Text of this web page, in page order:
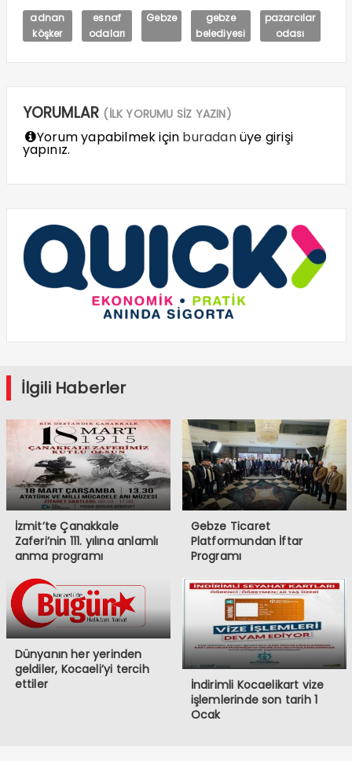
adnan
köşker
esnaf
odaları
Gebze
gebze
belediyesi
pazarcılar
odası
YORUMLAR (İLK YORUMU SİZ YAZIN)
Yorum yapabilmek için buradanüye girişi
yapınız.
İlgili Haberler
İzmit’te Çanakkale
Zaferi’nin 111. yılına anlamlı
anma programı
Gebze Ticaret
Platformundan İftar
Programı
Dünyanın her yerinden
geldiler, Kocaeli’yi tercih
ettiler
İndirimli Kocaelikart vize
işlemlerinde son tarih 1
Ocak